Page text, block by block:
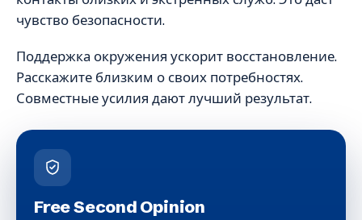
чувство безопасности.
Поддержка окружения ускорит восстановление.
Расскажите близким о своих потребностях.
Совместные усилия дают лучший результат.
Free Second Opinion